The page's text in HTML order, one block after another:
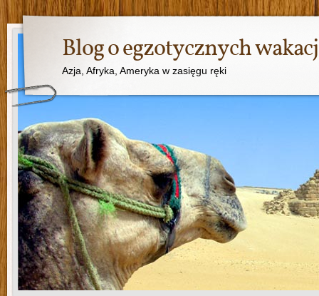
Blog o egzotycznych
Azja, Afryka, Ameryka w zasięgu ręki